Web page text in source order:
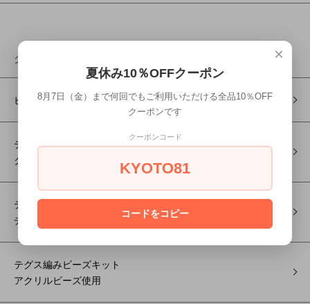
グループ
ビーズステッチキット
テグス編みビーズキット
クリスタルガラスビーズ使用
テグス編みビーズキット
チェコFP使用
テグス編みビーズキット
アクリルビーズ使用
×
夏休み10％OFFクーポン
8月7日（金）まで何回でもご利用いただける全品10％OFF
クーポンです
クーポンコード
KYOTO81
コードをコピー